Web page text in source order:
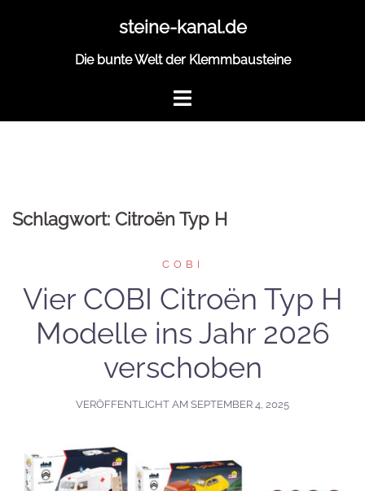
steine-kanal.de
Die bunte Welt der Klemmbausteine
Schlagwort: Citroën Typ H
COBI
Vier COBI Citroën Typ H
Modelle ins Jahr 2026
verschoben
VERÖFFENTLICHT AM SEPTEMBER 4, 2025